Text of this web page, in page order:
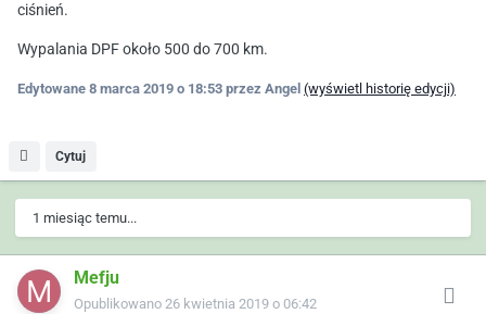
ciśnień.
Wypalania DPF około 500 do 700 km.
Edytowane 8 marca 2019 o 18:53 przez Angel (wyświetl historię edycji)
Cytuj
1 miesiąc temu...
Mefju
Opublikowano 26 kwietnia 2019 o 06:42